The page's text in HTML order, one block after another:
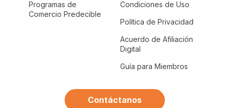
Programas de
Comercio Predecible
Condiciones de Uso
Política de Privacidad
Acuerdo de Afiliación
Digital
Guía para Miembros
Contáctanos